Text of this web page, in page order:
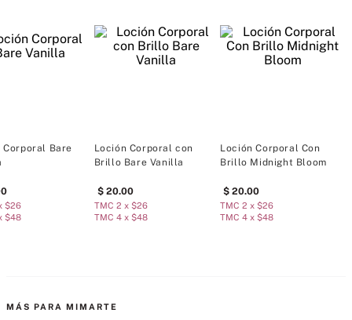
Doméstico
Corporal Bare
$26
$48
Loción Corporal con
Brillo Bare Vanilla
20.00
TMC 2 x $26
TMC 4 x $48
Loción Corporal Con
Brillo Midnight Bloom
20.00
TMC 2 x $26
TMC 4 x $48
MÁS PARA MIMARTE